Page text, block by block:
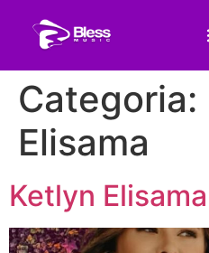
Categoria:
Elisama
Ketlyn Elisama